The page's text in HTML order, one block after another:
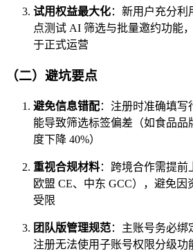
试用权益最大化：新用户充分利
点测试 AI 筛选与批量邀约功能
于正式运营
（二）避坑要点
避免信息错配：注册时准确填
能导致筛选标签偏差（如食品品
度下降 40%）
重视合规材料：跨境合作需提前
欧盟 CE、中东 GCC），避免
受限
团队版管理规范：主账号务必绑
注册无法使用子账号权限分级功